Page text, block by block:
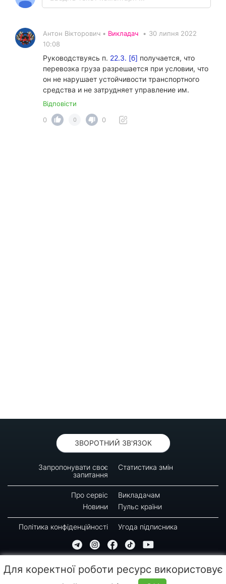
Антон Вікторович • Викладач • 30 липня 2022
10:08
Руководствуясь п. 22.3. [б] получается, что
перевозка груза разрешается при условии, что
он не нарушает устойчивости транспортного
средства и не затрудняет управление им.
Відповісти
0
0 0
ЗВОРОТНИЙ ЗВ'ЯЗОК
Запропонувати своє
запитання
Статистика змін
Про сервіс
Викладачам
Новини
Пульс країни
Політика конфіденційності Угода підписника
Копіювання, передрук або використання матеріалів цієї сторінки для відтворення,
переносу на інші носії інформації заборонено. Час останнього оновлення: 09:55
Для коректної роботи ресурс використовує